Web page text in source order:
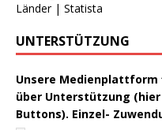
UNTERSTÜTZUNG
Unsere
über Unterstützung
Buttons). Einzel-